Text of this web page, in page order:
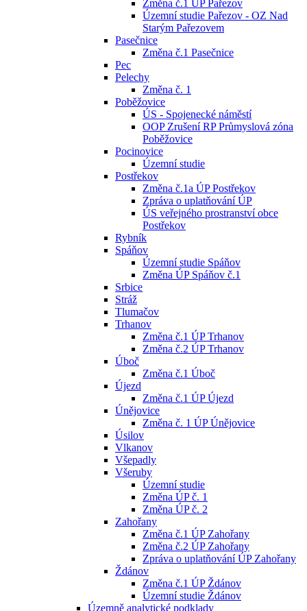
Změna č.1 ÚP Pařezov
Územní studie Pařezov - OZ Nad
Starým Pařezovem
Pasečnice
Změna č.1 Pasečnice
Pec
Pelechy
Změna č. 1
Poběžovice
ÚS - Spojenecké náměstí
OOP Zrušení RP Průmyslová zóna
Poběžovice
Pocinovice
Územní studie
Postřekov
Změna č.1a ÚP Postřekov
Zpráva o uplatňování ÚP
ÚS veřejného prostranství obce
Postřekov
Rybník
Spáňov
Územní studie Spáňov
Změna ÚP Spáňov č.1
Srbice
Stráž
Tlumačov
Trhanov
Změna č.1 ÚP Trhanov
Změna č.2 ÚP Trhanov
Úboč
Změna č.1 Úboč
Újezd
Změna č.1 ÚP Újezd
Únějovice
Změna č. 1 ÚP Únějovice
Úsilov
Vlkanov
Všepadly
Všeruby
Územní studie
Změna ÚP č. 1
Změna ÚP č. 2
Zahořany
Změna č.1 ÚP Zahořany
Změna č.2 ÚP Zahořany
Zpráva o uplatňování ÚP Zahořany
Ždánov
Změna č.1 ÚP Ždánov
Územní studie Ždánov
Územně analytické podklady